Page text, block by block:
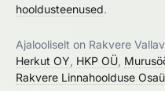
hooldusteenused.
Ajalooliselt on Rakvere
Herkut OY HKP OÜ
Rakvere Linnahoolduse